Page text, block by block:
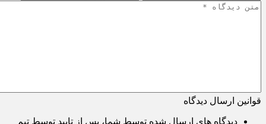
قوانین ارسال دیدگاه
دیدگاه های ارسال شده توسط شما، پس از تایید توسط تیم